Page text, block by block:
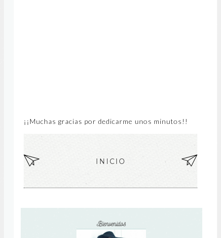
¡¡Muchas gracias por dedicarme unos minutos!!
EN EN
INICIO